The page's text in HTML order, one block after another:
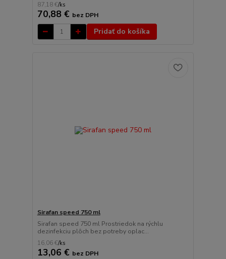
87,18 €/ks
70,88 € bez DPH
Pridať do košíka
Sirafan speed 750 ml
Sirafan speed 750 ml Prostriedok na rýchlu
dezinfekciu plôch bez potreby oplac...
16,06 €/ks
13,06 € bez DPH